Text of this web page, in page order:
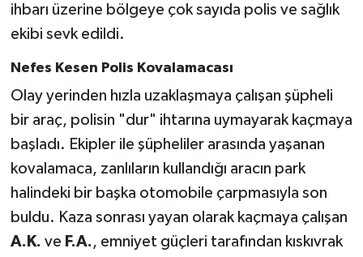
ihbarı üzerine bölgeye çok sayıda polis ve sağlık
ekibi sevk edildi.
Nefes Kesen Polis Kovalamacası
Olay yerinden hızla uzaklaşmaya çalışan şüpheli
bir araç, polisin "dur" ihtarına uymayarak kaçmaya
başladı. Ekipler ile şüpheliler arasında yaşanan
kovalamaca, zanlıların kullandığı aracın park
halindeki bir başka otomobile çarpmasıyla son
buldu. Kaza sonrası yayan olarak kaçmaya çalışan
A.K. ve F.A., emniyet güçleri tarafından kıskıvrak